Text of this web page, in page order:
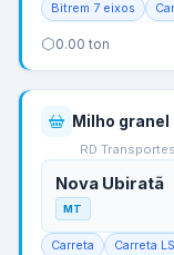
Bitrem 7 eixos
0.00 ton
Milho granel
RD Transportes
Nova Ubiratã
MT
Carreta Carreta LS